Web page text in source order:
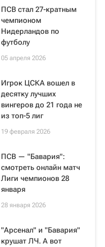
ПСВ стал 27-кратным
чемпионом
Нидерландов по
футболу
05 апреля 2026
Игрок ЦСКА вошел в
десятку лучших
вингеров до 21 года не
из топ-5 лиг
19 февраля 2026
ПСВ — "Бавария":
смотреть онлайн матч
Лиги чемпионов 28
января
28 января 2026
"Арсенал" и "Бавария"
крушат ЛЧ. А вот